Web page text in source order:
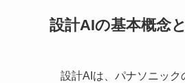
設計AIの基本概念
設計AIは、パナソニック